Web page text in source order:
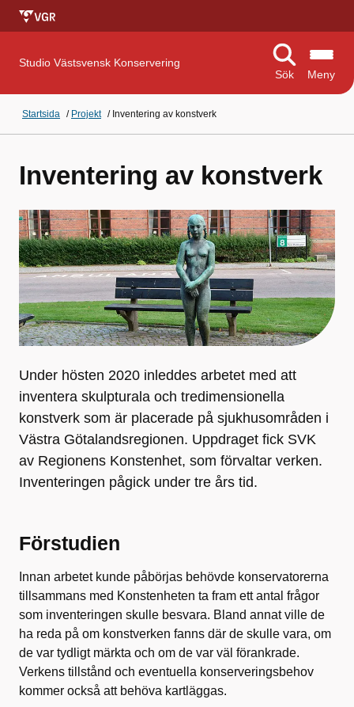
Studio Västsvensk Konservering
Sök
Meny
Startsida / Projekt / Inventering av konstverk
Inventering av konstverk
Under hösten 2020 inleddes arbetet med att
inventera skulpturala och tredimensionella
konstverk som är placerade på sjukhusområden i
Västra Götalandsregionen. Uppdraget fick SVK
av Regionens Konstenhet, som förvaltar verken.
Inventeringen pågick under tre års tid.
Förstudien
Innan arbetet kunde påbörjas behövde konservatorerna
tillsammans med Konstenheten ta fram ett antal frågor
som inventeringen skulle besvara. Bland annat ville de
ha reda på om konstverken fanns där de skulle vara, om
de var tydligt märkta och om de var väl förankrade.
Verkens tillstånd och eventuella konserveringsbehov
kommer också att behöva kartläggas.